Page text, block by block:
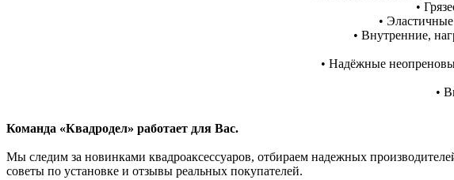
•
•
• Внутренние,
• Надёжные
•
Команда «Квадродел» работает для Вас.
Мы следим за новинками квадроаксессуаров, отбираем надежных
советы по установке и отзывы реальных покупателей.